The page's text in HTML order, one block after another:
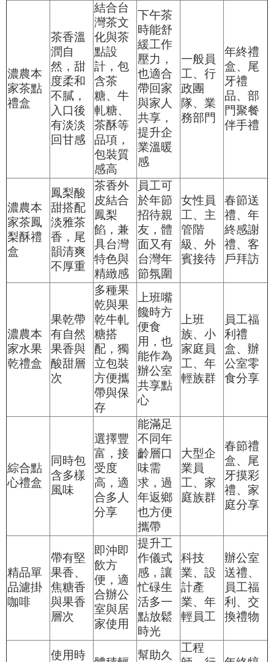
濃農本
家茶點
禮盒
茶香溫
潤自
然，甜
度柔和
不膩，
入口後
有淡淡
回甘感
結合台
灣茶文
化與茶
點設
計，包
含茶
糖、牛
軋糖、
茶酥等
品項，
包裝質
感高
下午茶
時能舒
緩工作
壓力，
也適合
帶回家
與家人
共享，
提升企
業溫暖
感
一般員
工、行
政團
隊、業
務部門
年終禮
盒、尾
牙禮
品、部
門聚餐
伴手禮
濃農本
家茶鳳
梨酥禮
盒
鳳梨酸
甜搭配
淡雅茶
香，尾
韻清爽
不厚重
茶香外
皮結合
鳳梨
餡，兼
具台灣
特色與
精緻感
員工可
於年節
招待親
友，體
面又有
台灣年
節氛圍
女性員
工、主
管階
級、外
賓接待
春節送
禮、年
終感謝
禮、客
戶拜訪
濃農本
家水果
乾禮盒
果乾帶
有自然
果香與
酸甜層
次
多種果
乾與果
乾牛軋
糖搭
配，獨
立包裝
方便攜
帶與保
存
上班嘴
饞時方
便食
用，也
能作為
辦公室
共享點
心
上班
族、小
家庭員
工、年
輕族群
員工福
利禮
盒、辦
公室零
食分享
綜合點
心禮盒
同時包
含多樣
風味
選擇豐
富，接
受度
高，適
合多人
分享
能滿足
不同年
齡層口
味需
求，過
年返鄉
也方便
攜帶
大型企
業員
工、家
庭族群
春節禮
盒、尾
牙摸彩
禮、家
庭分享
精品單
品濾掛
咖啡
帶有堅
果香、
焦糖香
與果香
層次
即沖即
飲方
便，適
合辦公
室與居
家使用
提升工
作儀式
感，讓
忙碌生
活多一
點放鬆
時光
科技
業、設
計產
業、年
輕員工
辦公室
送禮、
員工福
利、交
換禮物
使用時 幫助久
工程